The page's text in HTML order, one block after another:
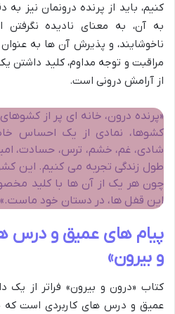
کنیم، باید از پرنده درونمان نیز
به آن، به معنای نادیده
ناخوشایند، و پذیرش آن ها به
مراقبت و توجه مداوم، کلید داشتن
از آرامش درونی است.
«پرنده درون، خانه ای پر از
کشوها، نمادی از یک احساس
شادی، غم، خشم، ترس، حسادت،
طول زندگی تجربه می کنیم. این
چون هر یک از آن ها با کلید
این قفل ها، در دستان خود ماست.»
پیام های عمیق و درس
و بیرون»
کتاب «درون و بیرون» فراتر از یک
عمیق و درس های کاربردی است که